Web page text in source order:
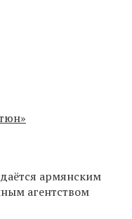
армянским
агентством